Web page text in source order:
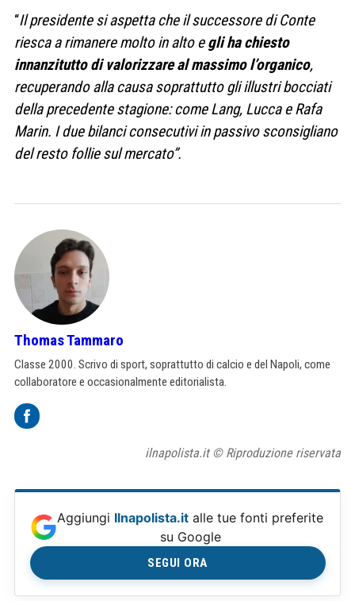
“Il presidente si aspetta che il successore di Conte
riesca a rimanere molto in alto egli ha chiesto
innanzitutto di valorizzare al massimo l’organico,
recuperando alla causa soprattutto gli illustri bocciati
della precedente stagione: come Lang, Lucca e Rafa
Marin. I due bilanci consecutivi in passivo sconsigliano
del resto follie sul mercato”.
Thomas Tammaro
Classe 2000. Scrivo di sport, soprattutto di calcio e del Napoli, come
collaboratore e occasionalmente editorialista.
ilnapolista.it © Riproduzione riservata
Aggiungi Ilnapolista.it alle tue fonti preferite
su Google
SEGUI ORA